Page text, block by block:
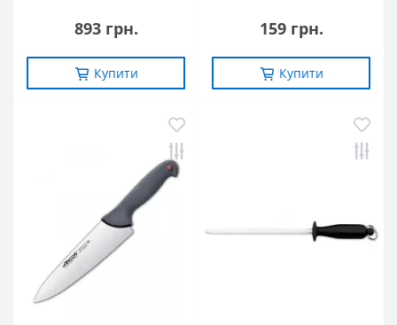
893 грн.
Купити
159 грн.
Купити